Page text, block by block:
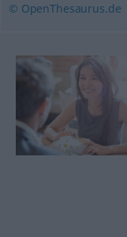
© OpenThesaurus.de